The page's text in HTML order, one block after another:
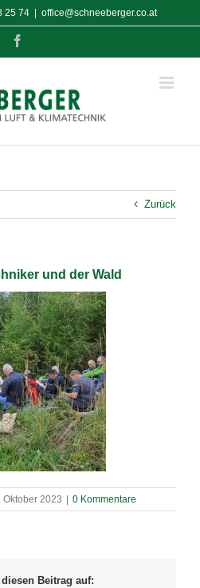
25 74 office@schneeberger.co.at
Zurück
und der Wald
Oktober 2023 0 Kommentare
Beitrag auf: